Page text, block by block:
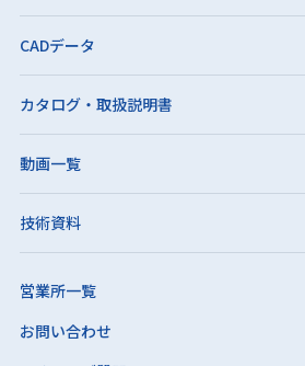
CADデータ
カタログ・取扱説明書
動画一覧
技術資料
営業所一覧
お問い合わせ